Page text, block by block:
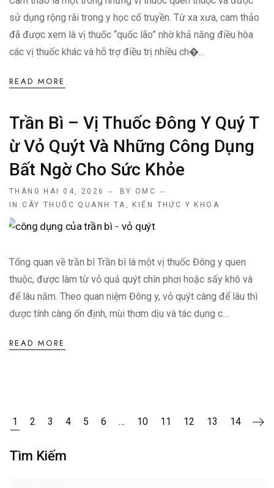
sử dụng rộng rãi trong y học cổ truyền. Từ xa xưa, cam thảo
đã được xem là vị thuốc “quốc lão” nhờ khả năng điều hòa
các vị thuốc khác và hỗ trợ điều trị nhiều ch�...
READ MORE
Trần Bì – Vị Thuốc Đông Y Quý T
Ừ Vỏ Quýt Và Những Công Dụng
Bất Ngờ Cho Sức Khỏe
THÁNG HAI 04, 2026
BY OMC
IN CÂY THUỐC QUANH TA , KIẾN THỨC Y KHOA
Tổng quan về trần bì Trần bì là một vị thuốc Đông y quen
thuộc, được làm từ vỏ quả quýt chín phơi hoặc sấy khô và
để lâu năm. Theo quan niệm Đông y, vỏ quýt càng để lâu thì
dược tính càng ổn định, mùi thơm dịu và tác dụng c...
READ MORE
1 2 3 4 5 6 … 10 11 12 13 14
Tìm Kiếm